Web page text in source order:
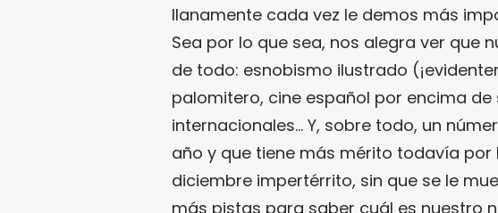
llanamente cada vez le demos más
Sea por lo que sea, nos alegra ver que
de todo: esnobismo ilustrado
palomitero, cine español por encima
internacionales… Y, sobre todo, un
año y que tiene más mérito todavía
diciembre impertérrito, sin que se le
más pistas para saber cuál es nuestro